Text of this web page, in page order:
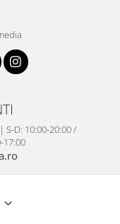
S-D: 10:00-20:00 /
17:00